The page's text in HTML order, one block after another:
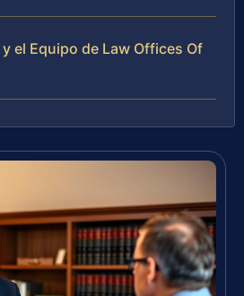
y el Equipo de Law Offices Of